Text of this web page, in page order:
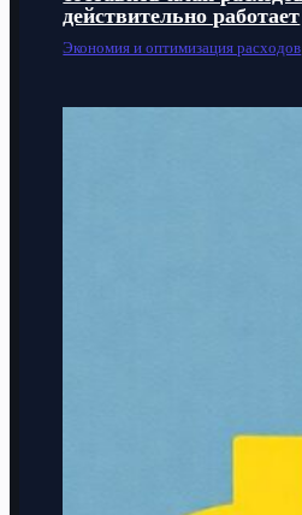
действительно работает
Экономия и оптимизация расходов